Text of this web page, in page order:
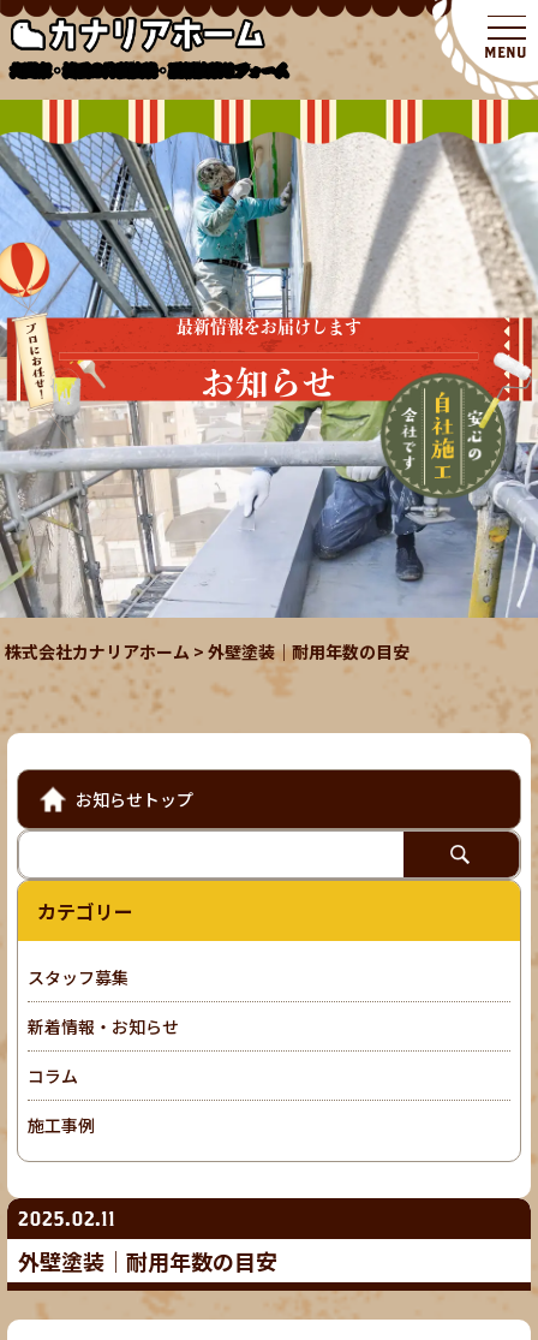
北関東・埼玉の外壁塗装・屋根塗装リフォーム
最新情報をお届けします
お知らせ
株式会社カナリアホーム >外壁塗装｜耐用年数の目安
2025.02.11
外壁塗装｜耐用年数の目安
お知らせトップ
カテゴリー
スタッフ募集
新着情報・お知らせ
コラム
施工事例